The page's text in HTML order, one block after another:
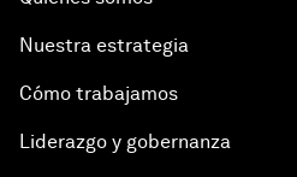
Nuestra estrategia
Cómo trabajamos
Liderazgo y gobernanza